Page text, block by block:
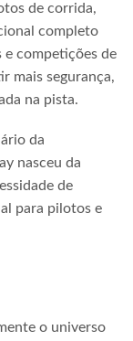
de corrida,
completo
competições de
mais segurança,
na pista.
da
nasceu da
de
para pilotos e
o universo